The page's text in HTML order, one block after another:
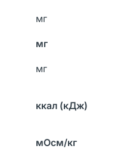
мг
мг
мг
ккал (кДж)
мОсм/кг